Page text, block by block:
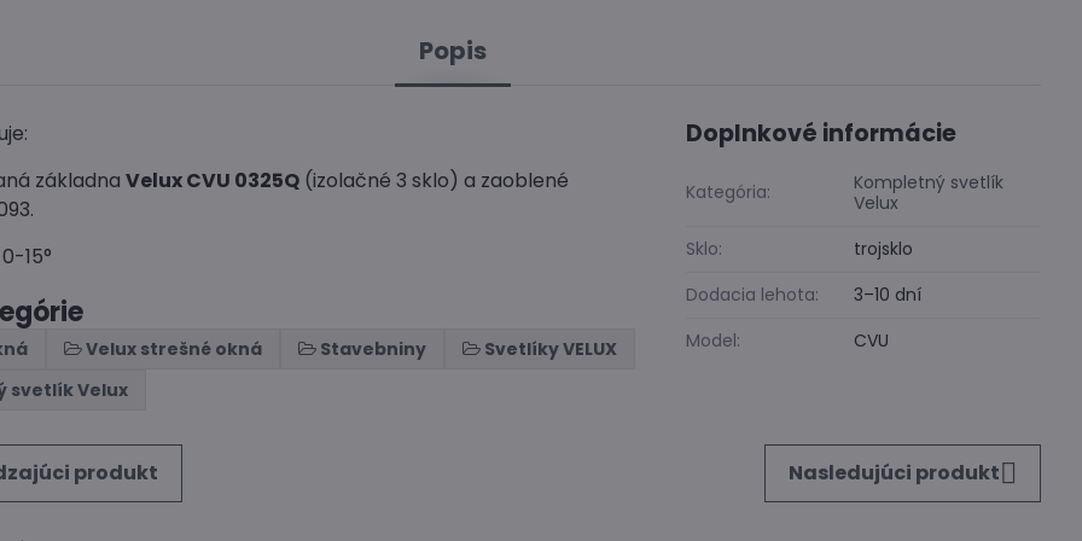
Popis
základnaVelux CVU 0325Q (izolačné 3 sklo) a zaoblené
15°
Velux strešné okná Stavebniny
Svetlíky VELUX
svetlík Velux
Doplnkové informácie
Kategória:
Kompletný svetlík
Velux
Sklo:
trojsklo
Dodacia lehota:
3–10 dní
Model:
CVU
produkt Nasledujúci produkt